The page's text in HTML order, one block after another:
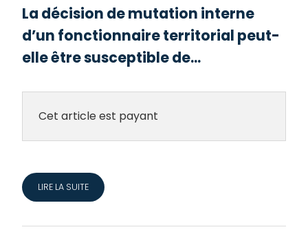
La décision de mutation interne
d’un fonctionnaire territorial peut-
elle être susceptible de...
Cet article est payant
LIRE LA SUITE